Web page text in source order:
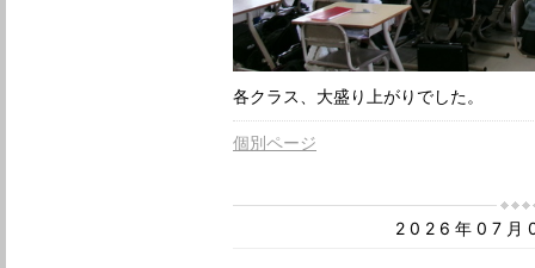
各クラス、大盛り上がりでした。
個別ページ
2026年07月